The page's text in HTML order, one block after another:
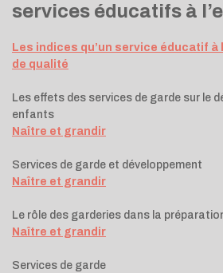
services éducatifs à
Les indices qu’un service éducatif
de qualité
Les effets des services de garde sur le
enfants
Naître et grandir
Services de garde et développement
Naître et grandir
Le rôle des garderies dans la
Naître et grandir
Services de garde